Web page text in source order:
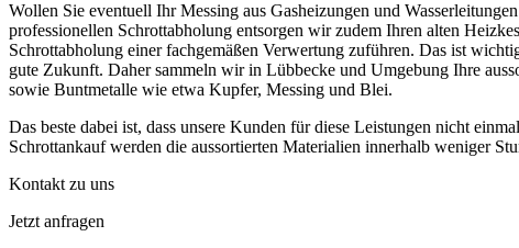
Wollen Sie eventuell Ihr Messing aus Gasheizungen und
professionellen Schrottabholung entsorgen wir zudem Ihren alten
Schrottabholung einer fachgemäßen Verwertung zuführen. Das ist
gute Zukunft. Daher sammeln wir in Lübbecke und Umgebung Ihre
sowie Buntmetalle wie etwa Kupfer, Messing und Blei.
Das beste dabei ist, dass unsere Kunden für diese Leistungen nicht
Schrottankauf werden die aussortierten Materialien innerhalb weniger
Kontakt zu uns
Jetzt anfragen